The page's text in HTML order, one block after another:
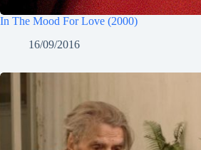
In The Mood For Love (2000)
16/09/2016